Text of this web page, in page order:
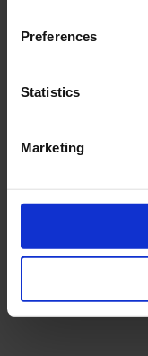
Preferences
Statistics
Marketing